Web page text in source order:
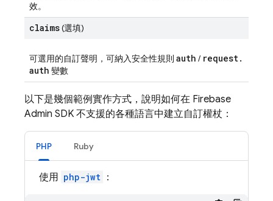
效。
claims(選填)
可選用的自訂聲明，可納入安全性規則 auth / request.
auth 變數
以下是幾個範例實作方式，說明如何在 Firebase
Admin SDK 不支援的各種語言中建立自訂權杖：
PHP Ruby
使用 php-jwt ：